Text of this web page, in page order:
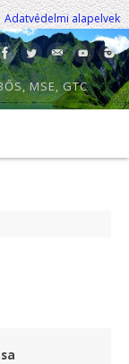
Adatvédelmi alapelvek
MSE, GTC